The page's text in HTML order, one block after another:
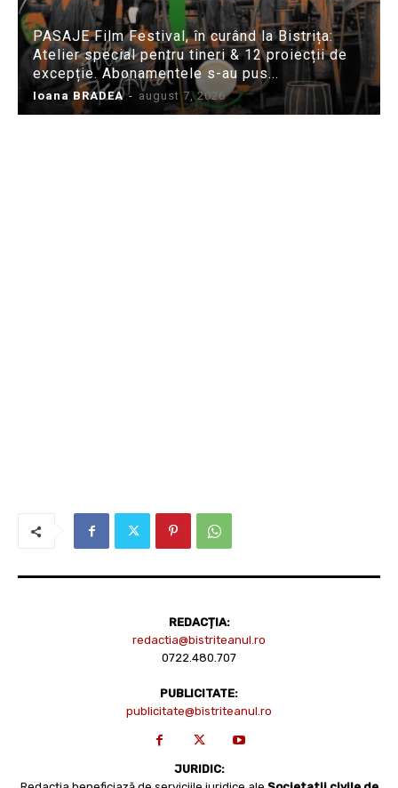
PASAJE Film Festival, în curând la Bistrița:
Atelier special pentru tineri & 12 proiecții de
excepție. Abonamentele s-au pus...
Ioana BRADEA - august 7, 2026
REDACȚIA:
redactia@bistriteanul.ro
0722.480.707
PUBLICITATE:
publicitate@bistriteanul.ro
JURIDIC: